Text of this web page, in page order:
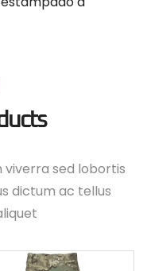
sed lobortis
dictum ac tellus